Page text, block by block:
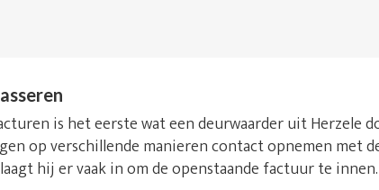
is het eerste wat een deurwaarder uit Herzele
op verschillende manieren contact opnemen met
hij er vaak in om de openstaande factuur te